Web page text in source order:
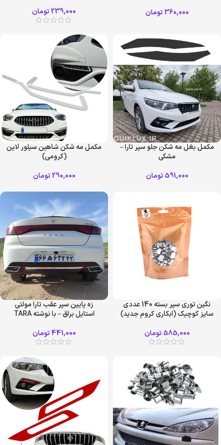
360,000 تومان 239,000تومان
مکمل بغل مه شکن جلو سپر تارا –
مشکی
591,000 تومان
مکمل مه شکن شاهین سیلور لاین
(کرومی)
290,000 تومان
نگین توری سپر بسته 140 عددی
سایز کوچیک (ابکاری کروم جدید)
585,000 تومان
زه پایین سپر عقب تارا مولتي
استايل براق – با نوشته TARA
441,000 تومان